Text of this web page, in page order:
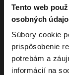
Tento web
osobných
Súbory cookie
prispôsobenie
potrebám a
informácií na